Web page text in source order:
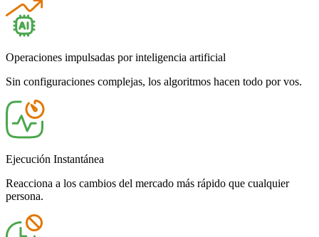
Operaciones impulsadas por inteligencia artificial
Sin configuraciones complejas, los algoritmos hacen todo por vos.
Ejecución Instantánea
Reacciona a los cambios del mercado más rápido que cualquier
persona.